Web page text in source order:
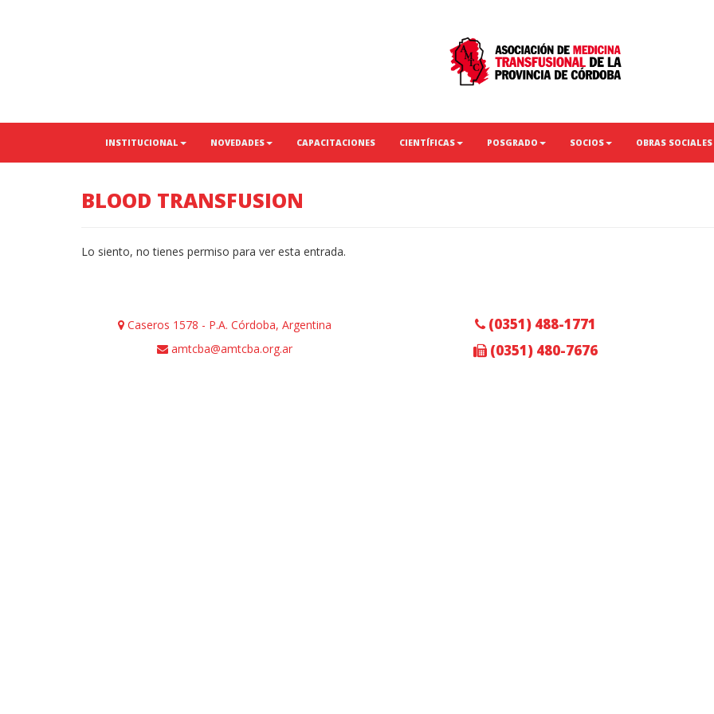
INSTITUCIONAL NOVEDADES CAPACITACIONES CIENTÍFICAS POSGRADO SOCIOS OBRAS SOCIALES
BLOOD TRANSFUSION
Lo siento, no tienes permiso para ver esta entrada.
Caseros 1578 - P.A. Córdoba, Argentina
amtcba@amtcba.org.ar
(0351) 488-1771
(0351) 480-7676